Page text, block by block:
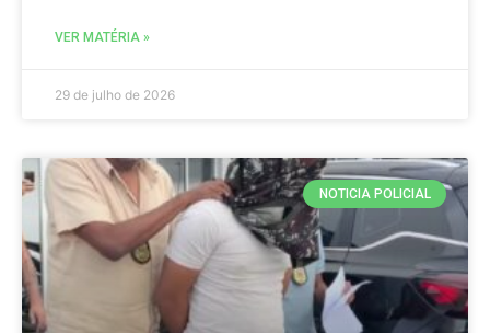
VER MATÉRIA »
29 de julho de 2026
NOTICIA POLICIAL